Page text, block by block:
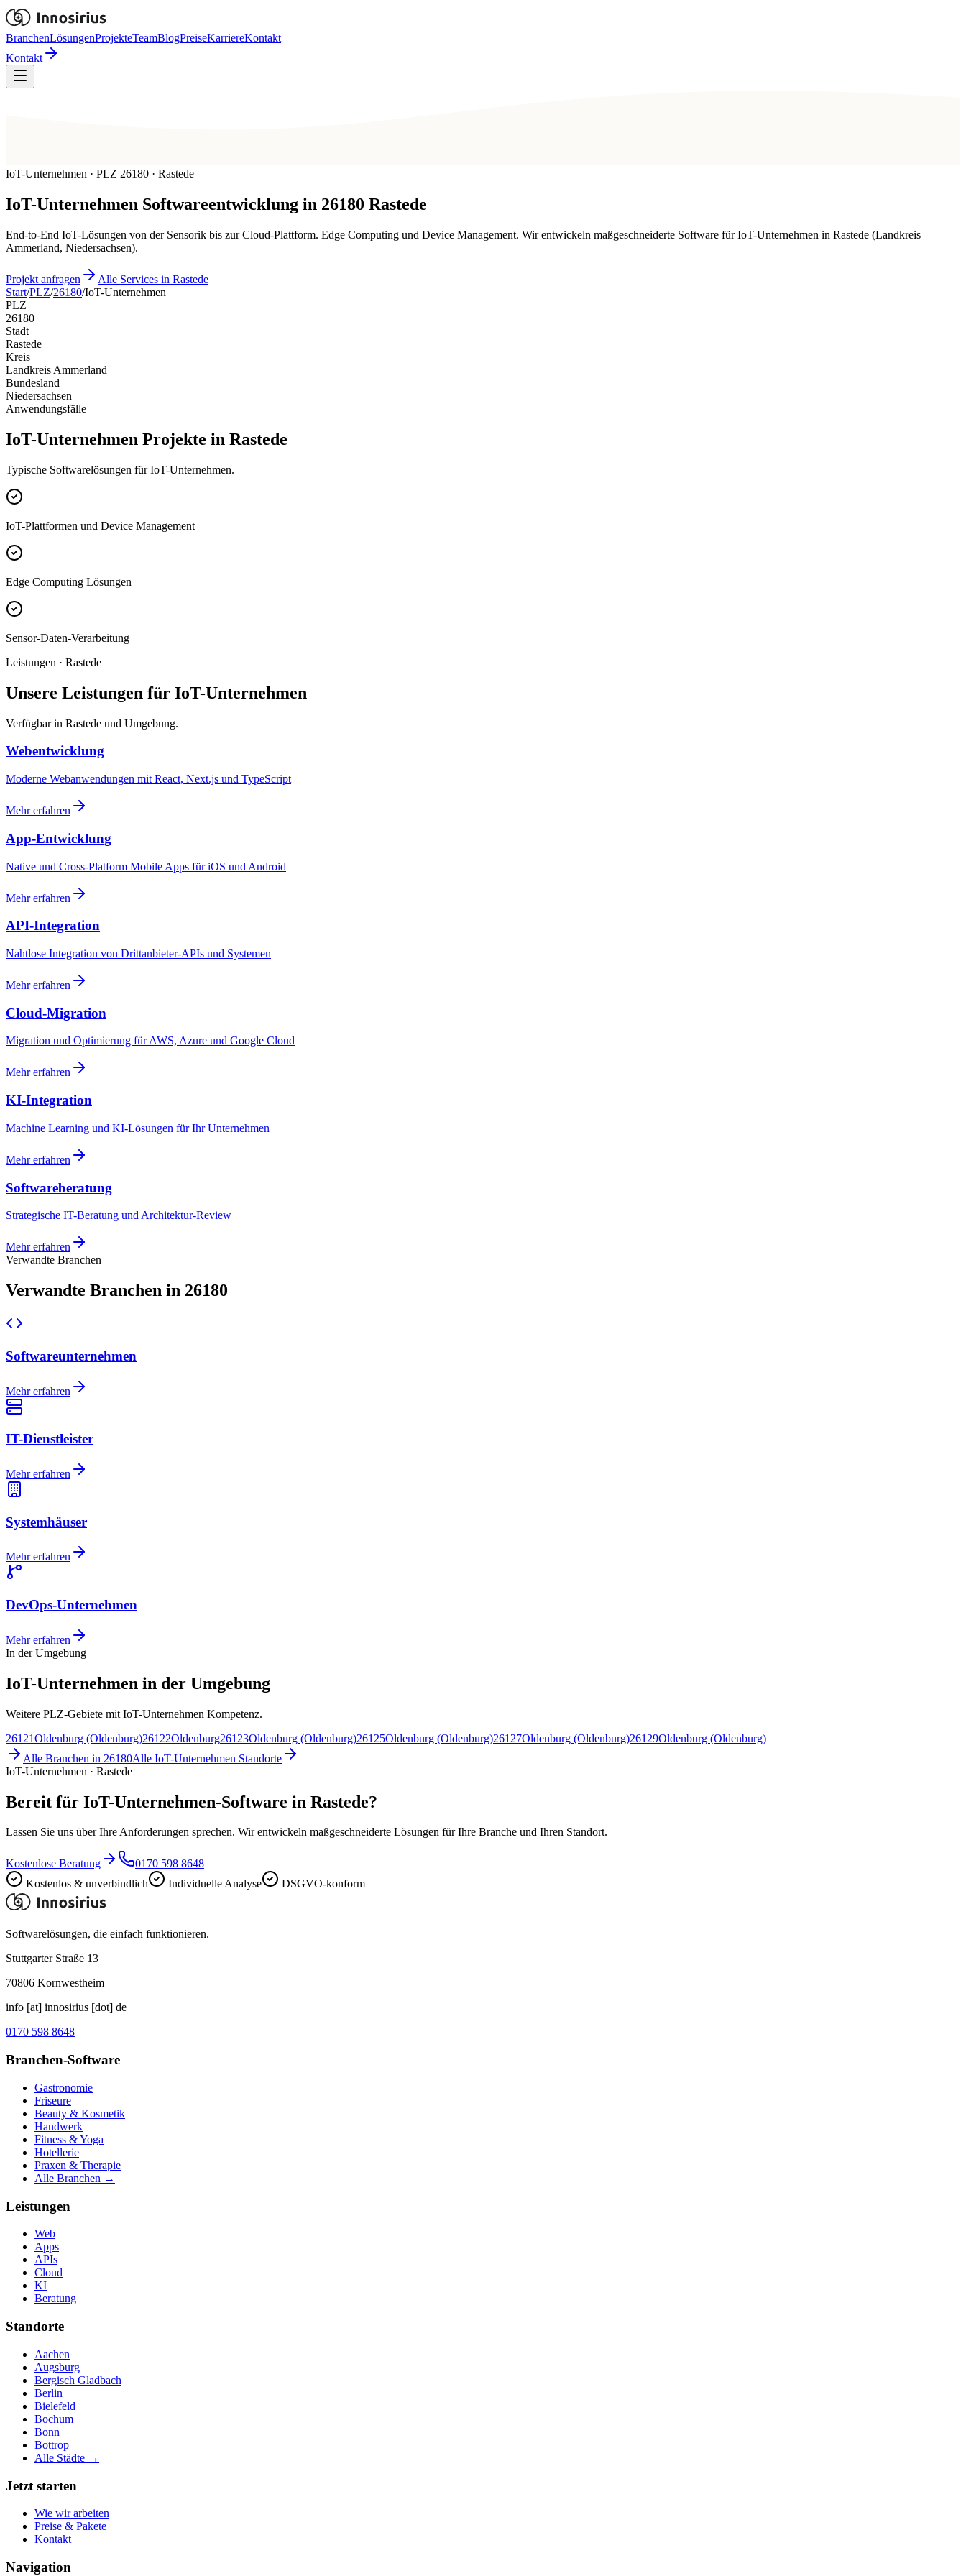
BranchenLösungenProjekteTeamBlogPreiseKarriereKontakt
Kontakt
IoT-Unternehmen · PLZ 26180 · Rastede
IoT-Unternehmen Softwareentwicklung in 26180 Rastede
End-to-End IoT-Lösungen von der Sensorik bis zur Cloud-Plattform. Edge Computing und Device Management. Wir entwickeln maßgeschneiderte Software für IoT-Unternehmen in Rastede (Landkreis
Ammerland, Niedersachsen).
Projekt anfragen
Alle Services in Rastede
Start/PLZ/26180/IoT-Unternehmen
PLZ
26180
Stadt
Rastede
Kreis
Landkreis Ammerland
Bundesland
Niedersachsen
Anwendungsfälle
IoT-Unternehmen Projekte in Rastede
Typische Softwarelösungen für IoT-Unternehmen.
IoT-Plattformen und Device Management
Edge Computing Lösungen
Sensor-Daten-Verarbeitung
Leistungen · Rastede
Unsere Leistungen für IoT-Unternehmen
Verfügbar in Rastede und Umgebung.
Webentwicklung
Moderne Webanwendungen mit React, Next.js und TypeScript
Mehr erfahren
App-Entwicklung
Native und Cross-Platform Mobile Apps für iOS und Android
Mehr erfahren
API-Integration
Nahtlose Integration von Drittanbieter-APIs und Systemen
Mehr erfahren
Cloud-Migration
Migration und Optimierung für AWS, Azure und Google Cloud
Mehr erfahren
KI-Integration
Machine Learning und KI-Lösungen für Ihr Unternehmen
Mehr erfahren
Softwareberatung
Strategische IT-Beratung und Architektur-Review
Mehr erfahren
Verwandte Branchen
Verwandte Branchen in 26180
Softwareunternehmen
Mehr erfahren
IT-Dienstleister
Mehr erfahren
Systemhäuser
Mehr erfahren
DevOps-Unternehmen
Mehr erfahren
In der Umgebung
IoT-Unternehmen in der Umgebung
Weitere PLZ-Gebiete mit IoT-Unternehmen Kompetenz.
26121Oldenburg (Oldenburg)26122Oldenburg26123Oldenburg (Oldenburg)26125Oldenburg (Oldenburg)26127Oldenburg (Oldenburg)26129Oldenburg (Oldenburg)
Alle Branchen in 26180Alle IoT-Unternehmen Standorte
IoT-Unternehmen · Rastede
Bereit für IoT-Unternehmen-Software in Rastede?
Lassen Sie uns über Ihre Anforderungen sprechen. Wir entwickeln maßgeschneiderte Lösungen für Ihre Branche und Ihren Standort.
Kostenlose Beratung
0170 598 8648
Kostenlos & unverbindlich
Individuelle Analyse DSGVO-konform
Softwarelösungen, die einfach funktionieren.
Stuttgarter Straße 13
70806 Kornwestheim
info [at] innosirius [dot] de
0170 598 8648
Branchen-Software
Gastronomie
Friseure
Beauty & Kosmetik
Handwerk
Fitness & Yoga
Hotellerie
Praxen & Therapie
Alle Branchen →
Leistungen
Web
Apps
APIs
Cloud
KI
Beratung
Standorte
Aachen
Augsburg
Bergisch Gladbach
Berlin
Bielefeld
Bochum
Bonn
Bottrop
Alle Städte →
Jetzt starten
Wie wir arbeiten
Preise & Pakete
Kontakt
Navigation